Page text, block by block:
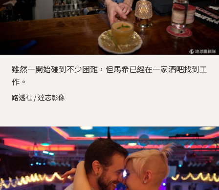
雖然一開始碰到不少困難，但馬希已經在一家酒吧找到工
作。
路透社 / 達志影像